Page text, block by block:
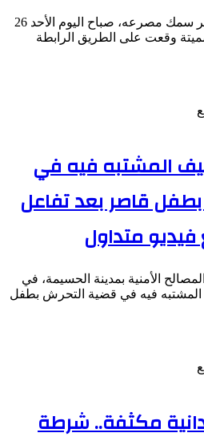
فكري ولدعلي لقي تاجر سمك مصرعه، صباح اليوم الأحد 26
مميتة وقعت على الطريق الرابطة
المشتبه فيه في
قاصر بعد تفاعل
متداول
الأمنية بمدينة الحسيمة، في
فيه في قضية التحرش بطفل
مكثفة.. شرطة